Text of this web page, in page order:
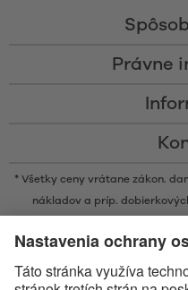
Právne
* Všetky ceny vrátane zákon.
nákladov a príp.
spoločnosť Bluetooth SIG, Inc.
spoločnosťou
Označenie Apple, logo